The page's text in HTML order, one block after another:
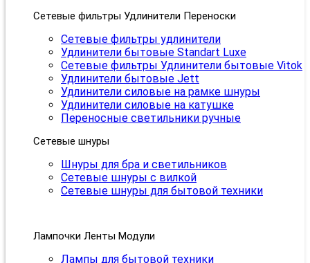
Сетевые фильтры Удлинители Переноски
Сетевые фильтры удлинители
Удлинители бытовые Standart Luxe
Сетевые фильтры Удлинители бытовые Vitok
Удлинители бытовые Jett
Удлинители силовые на рамке шнуры
Удлинители силовые на катушке
Переносные светильники ручные
Сетевые шнуры
Шнуры для бра и светильников
Сетевые шнуры с вилкой
Сетевые шнуры для бытовой техники
Лампочки Ленты Модули
Лампы для бытовой техники